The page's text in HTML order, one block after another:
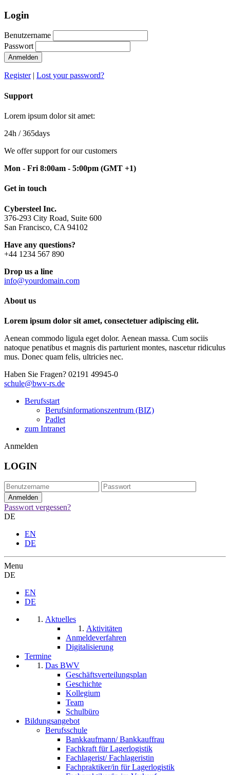
Login
Benutzername
Passwort
Anmelden
Register| Lost your password?
Support
Lorem ipsum dolor sit amet:
24h / 365days
We offer support for our customers
Mon - Fri 8:00am - 5:00pm (GMT +1)
Get in touch
Cybersteel Inc.
376-293 City Road, Suite 600
San Francisco, CA 94102
Have any questions?
+44 1234 567 890
Drop us a line
info@yourdomain.com
About us
Lorem ipsum dolor sit amet, consectetuer adipiscing elit.
Aenean commodo ligula eget dolor. Aenean massa. Cum sociis
natoque penatibus et magnis dis parturient montes, nascetur ridiculus
mus. Donec quam felis, ultricies nec.
Haben Sie Fragen? 02191 49945-0
schule@bwv-rs.de
Berufsstart
Berufsinformationszentrum (BIZ)
Padlet
zum Intranet
Anmelden
LOGIN
Passwort vergessen?
DE
EN
DE
Menu
DE
EN
DE
Aktuelles
Aktivitäten
Anmeldeverfahren
Digitalisierung
Termine
Das BWV
Geschäftsverteilungsplan
Geschichte
Kollegium
Team
Schulbüro
Bildungsangebot
Berufsschule
Bankkaufmann/ Bankkauffrau
Fachkraft für Lagerlogistik
Fachlagerist/ Fachlageristin
Fachpraktiker/in für Lagerlogistik